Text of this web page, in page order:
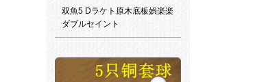
双魚5 Dラケト原木底板娯楽楽
ダブルセイント